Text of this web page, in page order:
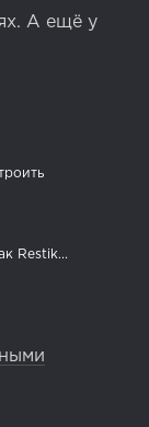
А ещё у
Restik...